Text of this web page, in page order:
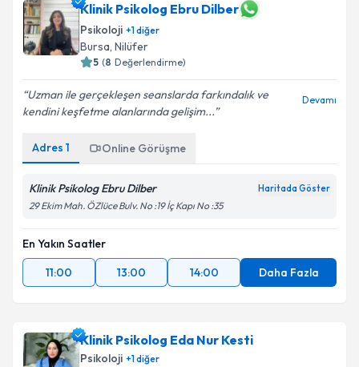
Klinik Psikolog Ebru Dilber
Psikoloji +1diğer
Bursa, Nilüfer
5 (8 Değerlendirme)
Uzman ile gerçekleşen seanslarda farkındalık ve
kendini keşfetme alanlarında gelişim...
Devamı
Adres 1 Online Görüşme
Klinik Psikolog Ebru Dilber Haritada Göster
29 Ekim Mah. ÖZlüce Bulv. No :19 İç Kapı No :35
En Yakın Saatler
11:00
13:00 14:00 Daha Fazla
Klinik Psikolog Eda Nur Kesti
Psikoloji +1diğer